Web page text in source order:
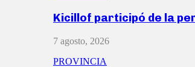
Kicillof participó de la
7 agosto, 2026
PROVINCIA